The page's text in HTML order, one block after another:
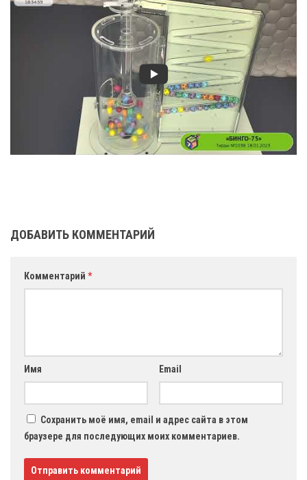
ДОБАВИТЬ КОММЕНТАРИЙ
Комментарий *
Имя Email
Сохранить моё имя, email и адрес сайта в этом
браузере для последующих моих комментариев.